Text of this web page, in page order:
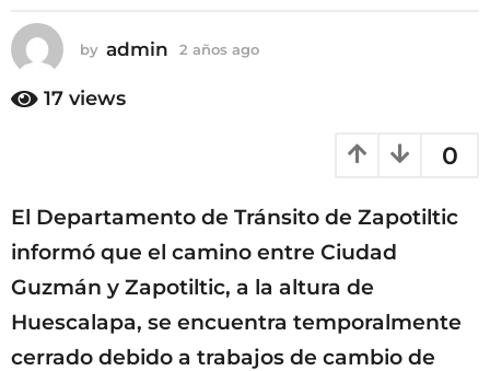
o
s
a
by admin 2 años ago
17 views
0
El Departamento de Tránsito de Zapotiltic
informó que el camino entre Ciudad
Guzmán y Zapotiltic, a la altura de
Huescalapa, se encuentra temporalmente
cerrado debido a trabajos de cambio de